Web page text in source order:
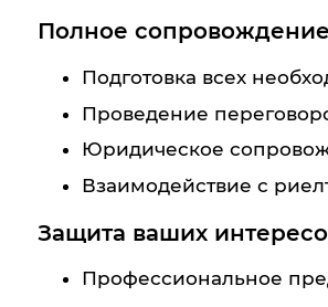
Полное
Подготовка всех
Проведение
Юридическое
Взаимодействие с
Защита ваших
Профессиональное